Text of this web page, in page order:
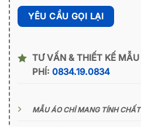
TƯ VẤN & THIẾT KẾ
PHÍ: 0834.19.0834
MẪU ÁO CHỈ MANG TÍNH